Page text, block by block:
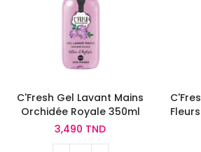
C'Fresh Gel Lavant Mains
Orchidée Royale 350ml
3,490 TND